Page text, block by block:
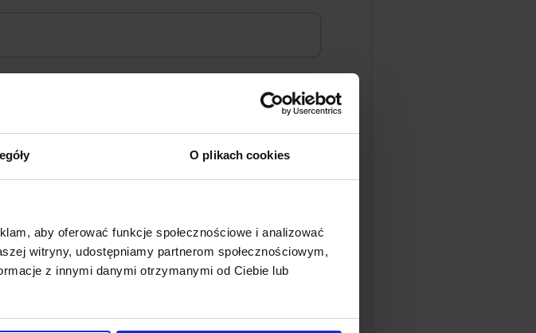
O plikach cookies
aby oferować funkcje społecznościowe i analizować
witryny, udostępniamy partnerom społecznościowym,
z innymi danymi otrzymanymi od Ciebie lub